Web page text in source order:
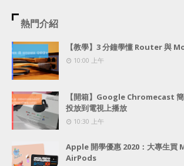
熱門介紹
【教學】3 分鐘學懂 Router 與
10:00 上午
【開箱】Google Chromecast
投放到電視上播放
10:30 上午
Apple 開學優惠 2020：大專生買
AirPods